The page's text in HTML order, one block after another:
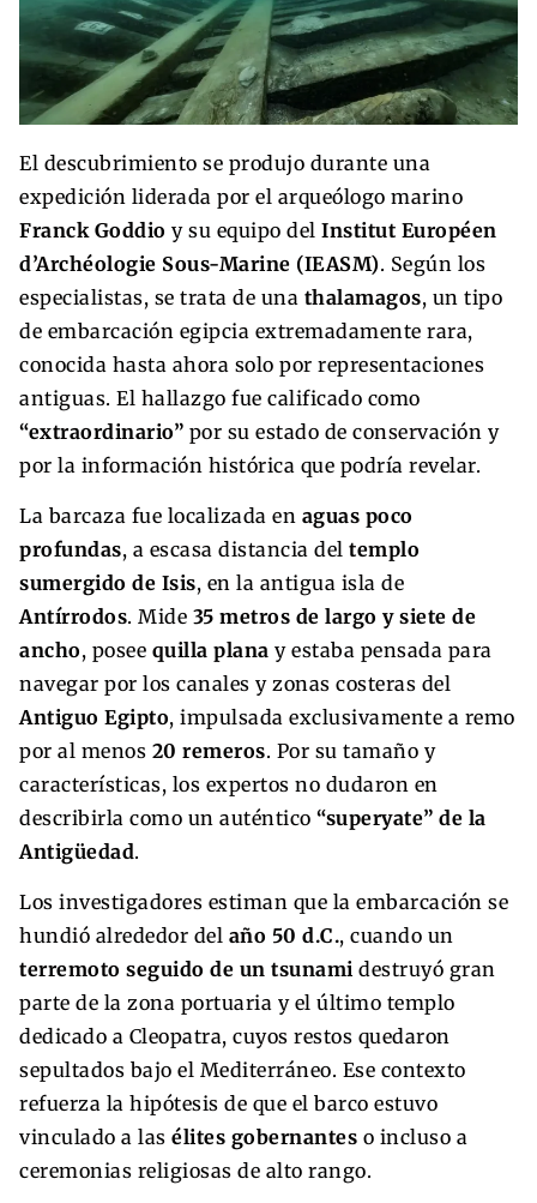
El descubrimiento se produjo durante una
expedición liderada por el arqueólogo marino
Franck Goddio y su equipo del Institut Européen
d’Archéologie Sous-Marine (IEASM). Según los
especialistas, se trata de una thalamagos, un tipo
de embarcación egipcia extremadamente rara,
conocida hasta ahora solo por representaciones
antiguas. El hallazgo fue calificado como
“extraordinario” por su estado de conservación y
por la información histórica que podría revelar.
La barcaza fue localizada en aguas poco
profundas, a escasa distancia del templo
sumergido de Isis, en la antigua isla de
Antírrodos. Mide 35 metros de largo y siete de
ancho, posee quilla plana y estaba pensada para
navegar por los canales y zonas costeras del
Antiguo Egipto, impulsada exclusivamente a remo
por al menos 20 remeros. Por su tamaño y
características, los expertos no dudaron en
describirla como un auténtico “superyate” de la
Antigüedad.
Los investigadores estiman que la embarcación se
hundió alrededor del año 50 d.C., cuando un
terremoto seguido de un tsunami destruyó gran
parte de la zona portuaria y el último templo
dedicado a Cleopatra, cuyos restos quedaron
sepultados bajo el Mediterráneo. Ese contexto
refuerza la hipótesis de que el barco estuvo
vinculado a las élites gobernantes o incluso a
ceremonias religiosas de alto rango.